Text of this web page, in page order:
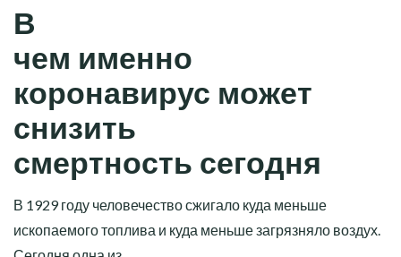
В
чем именно
коронавирус может
снизить
смертность сегодня
В 1929 году человечество сжигало куда меньше
ископаемого топлива и куда меньше загрязняло воздух.